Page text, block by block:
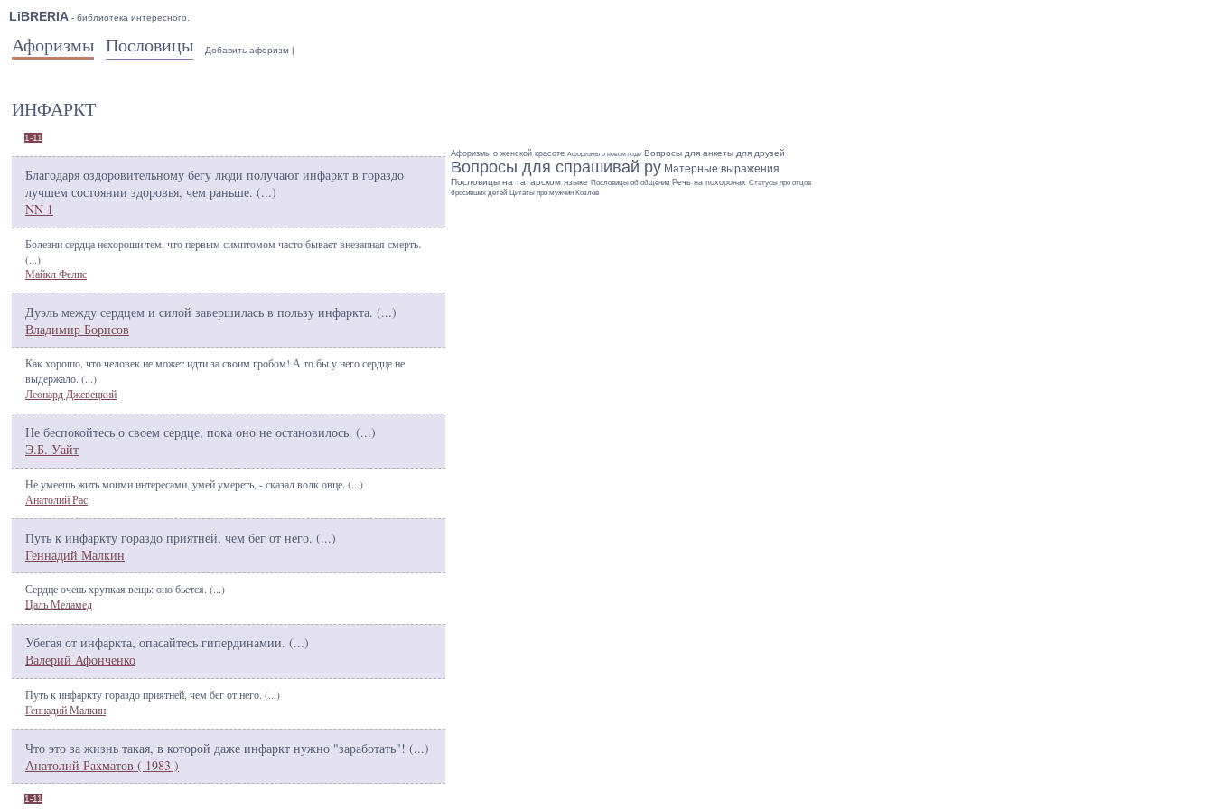
LiBRERIA - библиотека интересного.
Афоризмы Пословицы Добавить афоризм |
ИНФАРКТ
1-11
Благодаря оздоровительному бегу люди получают инфаркт в гораздо
лучшем состоянии здоровья, чем раньше. (...)
NN 1
Болезни сердца нехороши тем, что первым симптомом часто бывает внезапная смерть.
(...)
Майкл Фелпс
Дуэль между сердцем и силой завершилась в пользу инфаркта. (...)
Владимир Борисов
Как хорошо, что человек не может идти за своим гробом! А то бы у него сердце не
выдержало. (...)
Леонард Джевецкий
Не беспокойтесь о своем сердце, пока оно не остановилось. (...)
Э.Б. Уайт
Не умеешь жить моими интересами, умей умереть, - сказал волк овце. (...)
Анатолий Рас
Путь к инфаркту гораздо приятней, чем бег от него. (...)
Геннадий Малкин
Сердце очень хрупкая вещь: оно бьется. (...)
Цаль Меламед
Убегая от инфаркта, опасайтесь гипердинамии. (...)
Валерий Афонченко
Путь к инфаркту гораздо приятней, чем бег от него. (...)
Геннадий Малкин
Что это за жизнь такая, в которой даже инфаркт нужно "заработать"! (...)
Анатолий Рахматов ( 1983 )
1-11
Афоризмы о женской красоте Афоризмы о новом годе Вопросы для анкеты для друзей
Вопросы для спрашивай ру Матерные выражения
Пословицы на татарском языке Пословицы об общении Речь на похоронах Статусы про отцов
бросивших детей Цитаты про мужчин Козлов